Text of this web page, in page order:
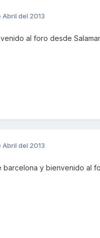
Abril del 2013
al foro desde
Abril del 2013
barcelona y bienvenido al